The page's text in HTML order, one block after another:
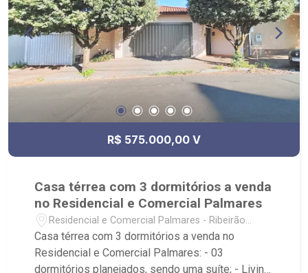
R$ 575.000,00 V
Casa térrea com 3 dormitórios a venda
no Residencial e Comercial Palmares
Residencial e Comercial Palmares - Ribeirão
Preto/SP
Casa térrea com 3 dormitórios a venda no
Residencial e Comercial Palmares: - 03
dormitórios planejados, sendo uma suíte; - Living